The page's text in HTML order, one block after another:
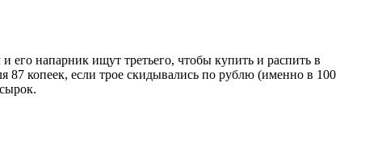
напарник ищут третьего, чтобы купить и распить в
87 копеек, если трое скидывались по рублю (именно в 100